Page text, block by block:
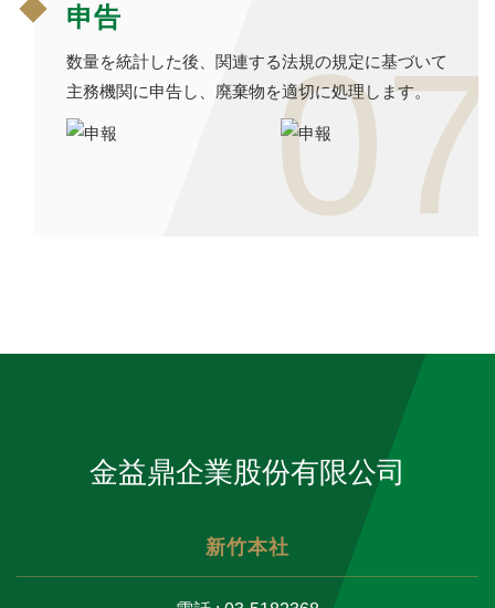
申告
数量を統計した後、関連する法規の規定に基づいて
主務機関に申告し、廃棄物を適切に処理します。
07
金益鼎企業股份有限公司
新竹本社